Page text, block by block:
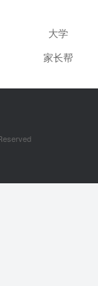
大学
家长帮